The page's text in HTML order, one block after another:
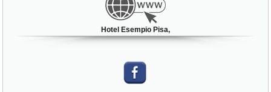
Hotel Esempio Pisa,